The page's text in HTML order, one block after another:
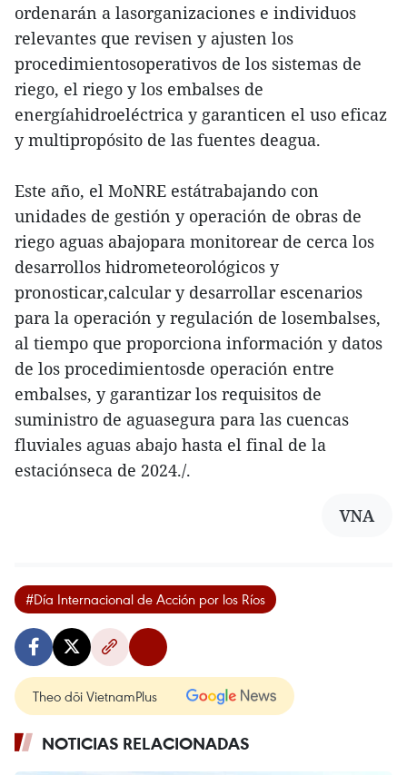
ordenarán a lasorganizaciones e individuos
relevantes que revisen y ajusten los
procedimientosoperativos de los sistemas de
riego, el riego y los embalses de
energíahidroeléctrica y garanticen el uso eficaz
y multipropósito de las fuentes deagua.
Este año, el MoNRE estátrabajando con
unidades de gestión y operación de obras de
riego aguas abajopara monitorear de cerca los
desarrollos hidrometeorológicos y
pronosticar,calcular y desarrollar escenarios
para la operación y regulación de losembalses,
al tiempo que proporciona información y datos
de los procedimientosde operación entre
embalses, y garantizar los requisitos de
suministro de aguasegura para las cuencas
fluviales aguas abajo hasta el final de la
estaciónseca de 2024./.
VNA
#Día Internacional de Acción por los Ríos
Theo dõi VietnamPlus
NOTICIAS RELACIONADAS